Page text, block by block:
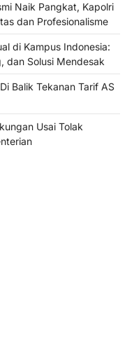
Naik Pangkat, Kapolri
dan Profesionalisme
di Kampus Indonesia:
dan Solusi Mendesak
Balik Tekanan Tarif AS
Usai Tolak